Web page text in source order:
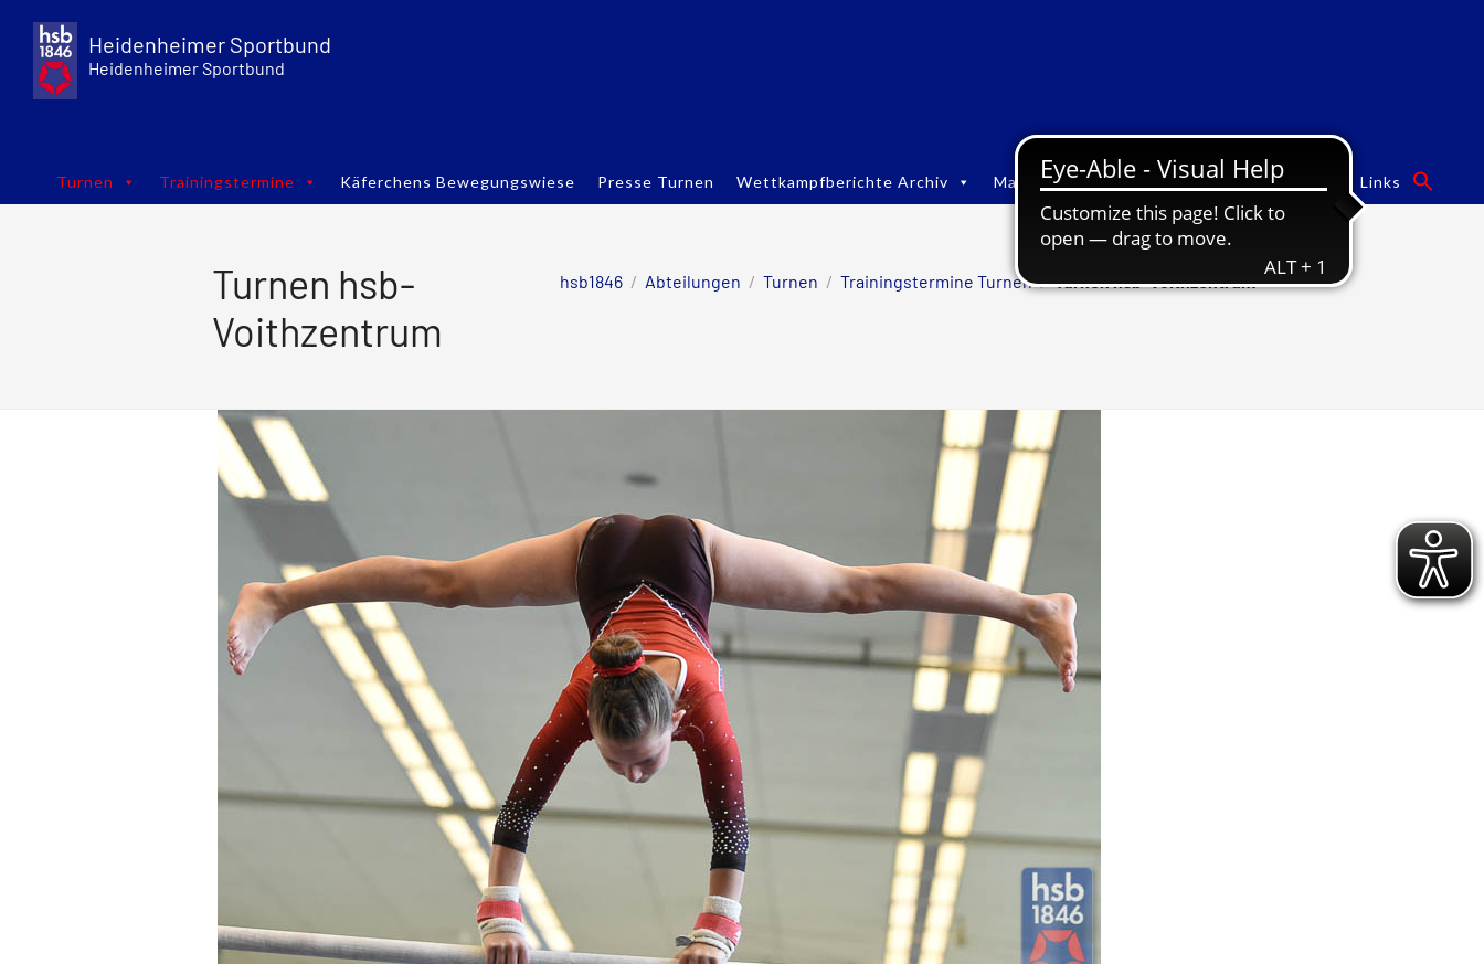
content
Heidenheimer Sportbund
Heidenheimer Sportbund
Turnen Trainingstermine Käferchens Bewegungswiese Presse Turnen Wettkampfberichte Archiv Mannschaften Turngalas Sponsoren Links
hsb1846 / Abteilungen / Turnen / Trainingstermine Turnen / Turnen hsb-Voithzentrum
Turnen hsb-
Voithzentrum